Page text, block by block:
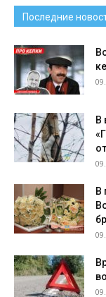
Последние
В
В